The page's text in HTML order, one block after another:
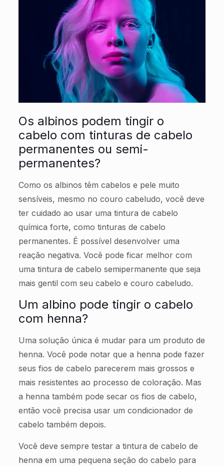
Os albinos podem tingir o
cabelo com tinturas de cabelo
permanentes ou semi-
permanentes?
Como os albinos têm cabelos e pele muito
sensíveis, mesmo no couro cabeludo, você deve
ter cuidado ao usar uma tintura de cabelo
química forte, como tinturas de cabelo
permanentes. É possível desenvolver uma
reação negativa. Você pode ficar melhor com
uma tintura de cabelo semipermanente que seja
mais gentil com seu cabelo e couro cabeludo.
Um albino pode tingir o cabelo
com henna?
Uma solução única é mudar para um produto de
henna. Você pode notar que a henna pode fazer
seus fios de cabelo parecerem mais grossos e
mais resistentes ao processo de coloração. Mas
a henna também pode secar os fios de cabelo,
então você precisa usar um condicionador de
cabelo também depois.
Você deve sempre testar a tintura de cabelo de
henna em uma pequena seção do cabelo para